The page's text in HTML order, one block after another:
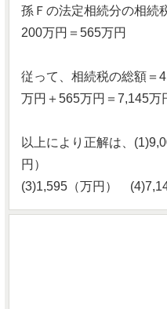
孫Ｆの法定相続分の相
200万円＝565万円
従って、相続税の総額＝
万円＋565万円＝7,145万
以上により正解は、
円）
(3)1,595（万円）